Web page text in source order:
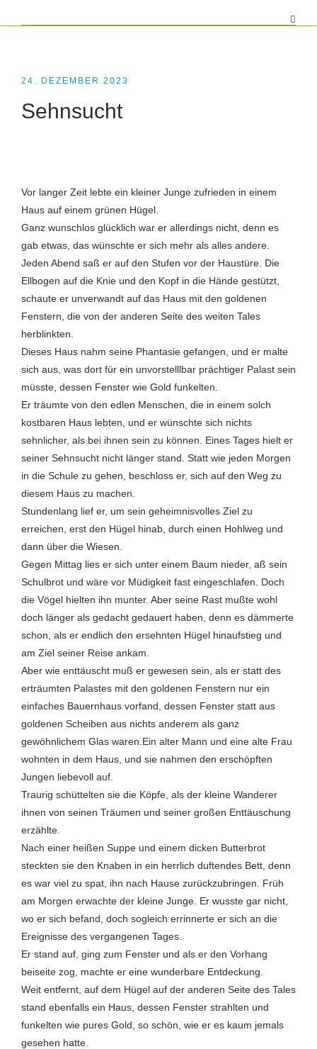
24. DEZEMBER 2023
Sehnsucht
Vor langer Zeit lebte ein kleiner Junge zufrieden in einem
Haus auf einem grünen Hügel.
Ganz wunschlos glücklich war er allerdings nicht, denn es
gab etwas, das wünschte er sich mehr als alles andere.
Jeden Abend saß er auf den Stufen vor der Haustüre. Die
Ellbogen auf die Knie und den Kopf in die Hände gestützt,
schaute er unverwandt auf das Haus mit den goldenen
Fenstern, die von der anderen Seite des weiten Tales
herblinkten.
Dieses Haus nahm seine Phantasie gefangen, und er malte
sich aus, was dort für ein unvorstelllbar prächtiger Palast sein
müsste, dessen Fenster wie Gold funkelten.
Er träumte von den edlen Menschen, die in einem solch
kostbaren Haus lebten, und er wünschte sich nichts
sehnlicher, als bei ihnen sein zu können. Eines Tages hielt er
seiner Sehnsucht nicht länger stand. Statt wie jeden Morgen
in die Schule zu gehen, beschloss er, sich auf den Weg zu
diesem Haus zu machen.
Stundenlang lief er, um sein geheimnisvolles Ziel zu
erreichen, erst den Hügel hinab, durch einen Hohlweg und
dann über die Wiesen.
Gegen Mittag lies er sich unter einem Baum nieder, aß sein
Schulbrot und wäre vor Müdigkeit fast eingeschlafen. Doch
die Vögel hielten ihn munter. Aber seine Rast mußte wohl
doch länger als gedacht gedauert haben, denn es dämmerte
schon, als er endlich den ersehnten Hügel hinaufstieg und
am Ziel seiner Reise ankam.
Aber wie enttäuscht muß er gewesen sein, als er statt des
erträumten Palastes mit den goldenen Fenstern nur ein
einfaches Bauernhaus vorfand, dessen Fenster statt aus
goldenen Scheiben aus nichts anderem als ganz
gewöhnlichem Glas waren.Ein alter Mann und eine alte Frau
wohnten in dem Haus, und sie nahmen den erschöpften
Jungen liebevoll auf.
Traurig schüttelten sie die Köpfe, als der kleine Wanderer
ihnen von seinen Träumen und seiner großen Enttäuschung
erzählte.
Nach einer heißen Suppe und einem dicken Butterbrot
steckten sie den Knaben in ein herrlich duftendes Bett, denn
es war viel zu spat, ihn nach Hause zurückzubringen. Früh
am Morgen erwachte der kleine Junge. Er wusste gar nicht,
wo er sich befand, doch sogleich errinnerte er sich an die
Ereignisse des vergangenen Tages.
Er stand auf, ging zum Fenster und als er den Vorhang
beiseite zog, machte er eine wunderbare Entdeckung.
Weit entfernt, auf dem Hügel auf der anderen Seite des Tales
stand ebenfalls ein Haus, dessen Fenster strahlten und
funkelten wie pures Gold, so schön, wie er es kaum jemals
gesehen hatte.